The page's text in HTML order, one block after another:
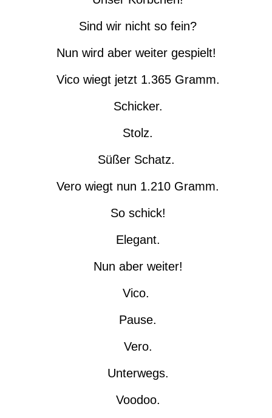
Sind wir nicht so fein?
Nun wird aber weiter gespielt!
Vico wiegt jetzt 1.365 Gramm.
Schicker.
Stolz.
Süßer Schatz.
Vero wiegt nun 1.210 Gramm.
So schick!
Elegant.
Nun aber weiter!
Vico.
Pause.
Vero.
Unterwegs.
Voodoo.